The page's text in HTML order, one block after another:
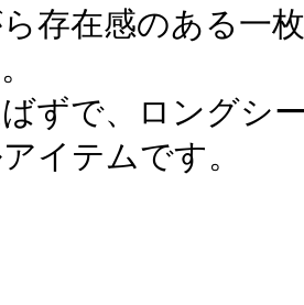
存在感のある一
ずで、ロングシ
イテムです。